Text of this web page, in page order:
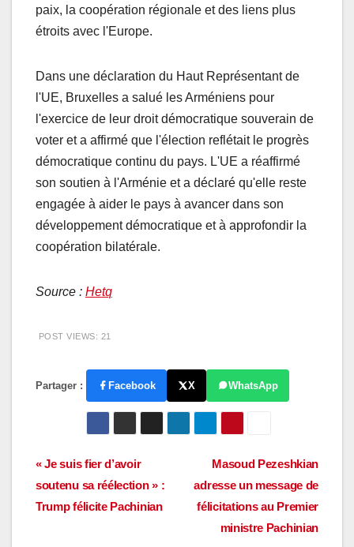
paix, la coopération régionale et des liens plus
étroits avec l'Europe.
Dans une déclaration du Haut Représentant de
l'UE, Bruxelles a salué les Arméniens pour
l'exercice de leur droit démocratique souverain de
voter et a affirmé que l'élection reflétait le progrès
démocratique continu du pays. L'UE a réaffirmé
son soutien à l'Arménie et a déclaré qu'elle reste
engagée à aider le pays à avancer dans son
développement démocratique et à approfondir la
coopération bilatérale.
Source : Hetq
POST VIEWS: 21
Partager : Facebook X WhatsApp
Navigation
de
Masoud Pezeshkian
adresse un message de
félicitations au Premier
ministre Pachinian
« Je suis fier d’avoir
soutenu sa réélection » :
Trump félicite Pachinian